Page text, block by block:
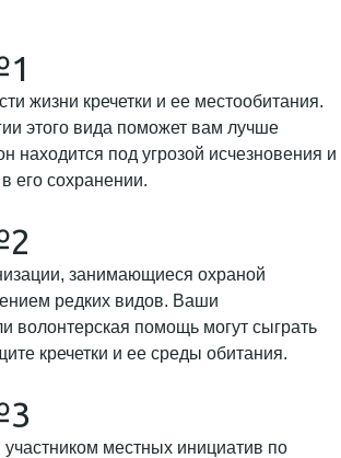
жизни кречетки и ее местообитания.
этого вида поможет вам лучше
находится под угрозой исчезновения и
его сохранении.
занимающиеся охраной
редких видов. Ваши
волонтерская помощь могут сыграть
кречетки и ее среды обитания.
местных инициатив по